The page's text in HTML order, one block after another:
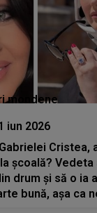
mondene
iun 2026
Cristea,
școală?
drum și să o ia
bună, așa ca